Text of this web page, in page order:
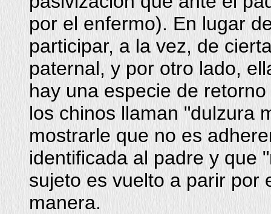
por el enfermo). En lugar
participar, a la vez, de
paternal, y por otro lado,
hay una especie de
los chinos llaman "dulzura
mostrarle que no es
identificada al padre y que
sujeto es vuelto a parir por
manera.